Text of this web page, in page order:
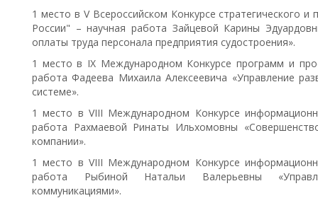
1 место в V Всероссийском Конкурсе стратегического и
России" – научная работа Зайцевой Карины
оплаты труда персонала предприятия судостроения».
1 место в IX Международном Конкурсе программ и
работа Фадеева Михаила Алексеевича «Управление
системе».
1 место в VIII Международном Конкурсе
работа Рахмаевой Ринаты Ильхомовны
компании».
1 место в VIII Международном Конкурсе
работа Рыбиной Натальи Валерьевны
коммуникациями».